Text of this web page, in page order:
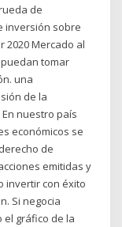
de
inversión sobre
2020 Mercado al
tomar
una
de la
nuestro país
económicos se
de
emitidas y
invertir con éxito
Si negocia
el gráfico de la